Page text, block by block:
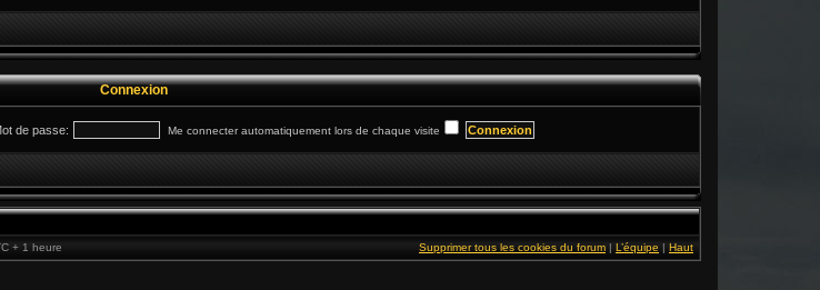
Connexion
de passe: Me connecter automatiquement lors de chaque visite
+ 1 heure Supprimer tous les cookies du forum | L’équipe | Haut